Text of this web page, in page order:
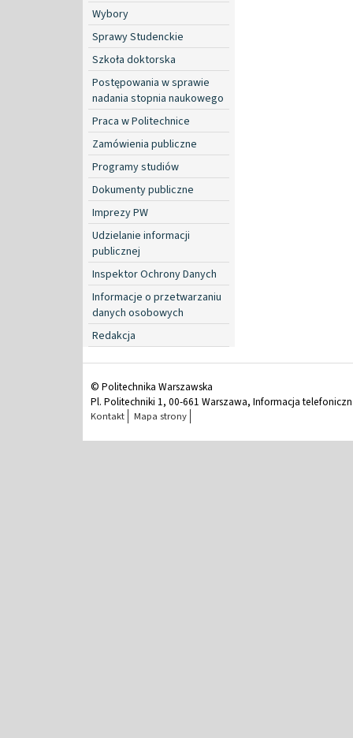
Wybory
Sprawy Studenckie
Szkoła doktorska
Postępowania w sprawie
nadania stopnia naukowego
Praca w Politechnice
Zamówienia publiczne
Programy studiów
Dokumenty publiczne
Imprezy PW
Udzielanie informacji
publicznej
Inspektor Ochrony Danych
Informacje o przetwarzaniu
danych osobowych
Redakcja
© Politechnika Warszawska
Pl. Politechniki 1, 00-661 Warszawa, Informacja
Kontakt Mapa strony